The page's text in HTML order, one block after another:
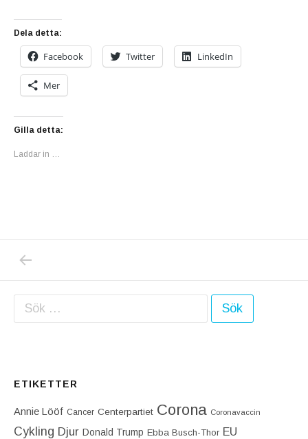
Dela detta:
Facebook Twitter LinkedIn
Mer
Gilla detta:
Laddar in …
Inläggsnavigering
Sök efter:
ETIKETTER
Annie Lööf Cancer Centerpartiet‎ Corona Coronavaccin
Cykling Djur Donald Trump Ebba Busch-Thor EU